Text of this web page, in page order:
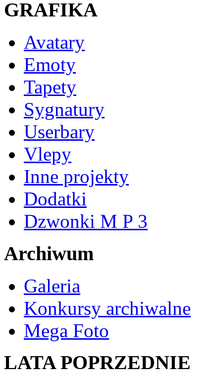
GRAFIKA
Avatary
Emoty
Tapety
Sygnatury
Userbary
Vlepy
Inne projekty
Dodatki
Dzwonki M P 3
Archiwum
Galeria
Konkursy archiwalne
Mega Foto
LATA POPRZEDNIE